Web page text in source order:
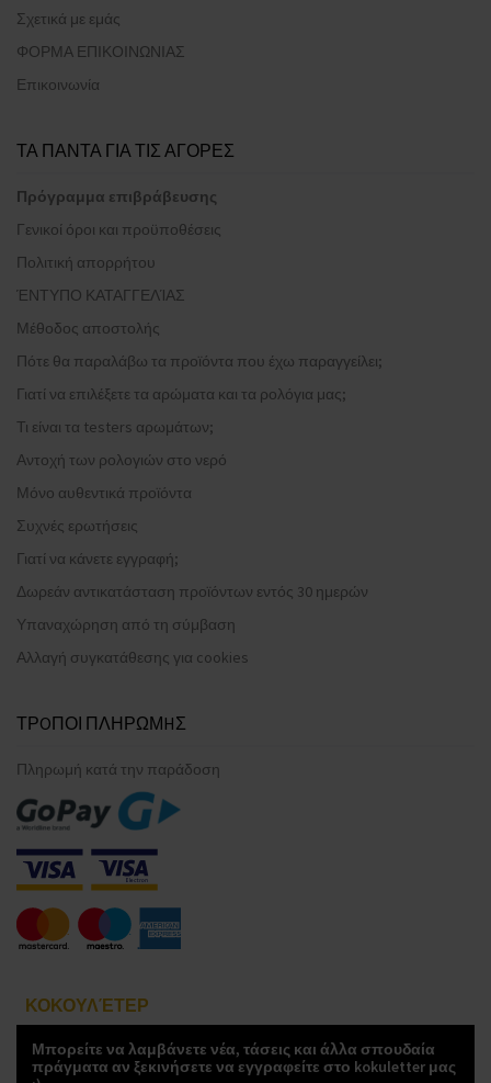
Σχετικά με εμάς
ΦΟΡΜΑ ΕΠΙΚΟΙΝΩΝΙΑΣ
Επικοινωνία
ΤΑ ΠΑΝΤΑ ΓΙΑ ΤΙΣ ΑΓΟΡΕΣ
Πρόγραμμα επιβράβευσης
Γενικοί όροι και προϋποθέσεις
Πολιτική απορρήτου
ΈΝΤΥΠΟ ΚΑΤΑΓΓΕΛΊΑΣ
Μέθοδος αποστολής
Πότε θα παραλάβω τα προϊόντα που έχω παραγγείλει;
Γιατί να επιλέξετε τα αρώματα και τα ρολόγια μας;
Τι είναι τα testers αρωμάτων;
Αντοχή των ρολογιών στο νερό
Μόνο αυθεντικά προϊόντα
Συχνές ερωτήσεις
Γιατί να κάνετε εγγραφή;
Δωρεάν αντικατάσταση προϊόντων εντός 30 ημερών
Υπαναχώρηση από τη σύμβαση
Αλλαγή συγκατάθεσης για cookies
ΤΡOΠΟΙ ΠΛΗΡΩΜHΣ
Πληρωμή κατά την παράδοση
ΚΟΚΟΥΛΈΤΕΡ
Μπορείτε να λαμβάνετε νέα, τάσεις και άλλα σπουδαία
πράγματα αν ξεκινήσετε να εγγραφείτε στο kokuletter μας